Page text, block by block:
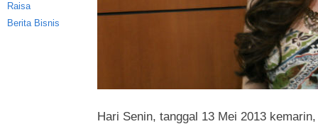
Raisa
Berita Bisnis
Hari Senin, tanggal 13 Mei 2013